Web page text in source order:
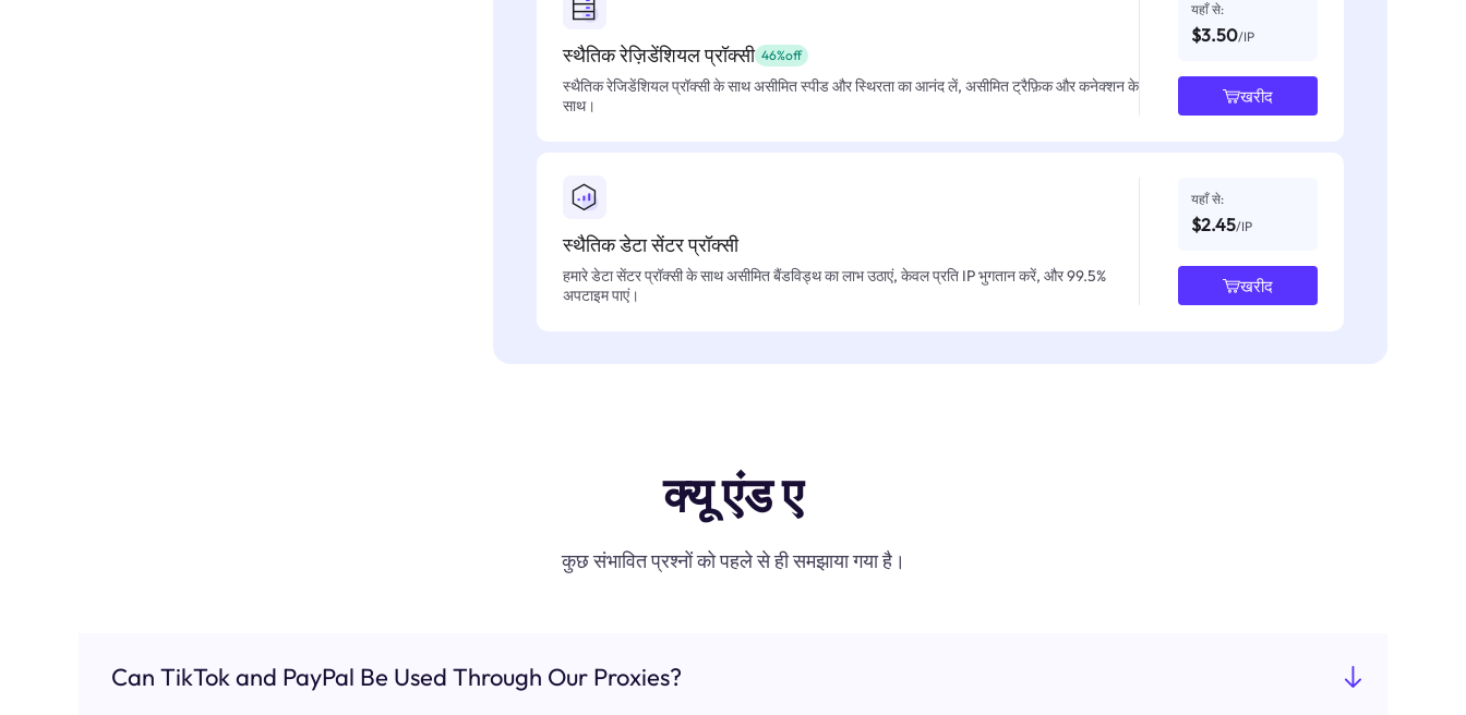
स्थैतिक रेज़िडेंशियल प्रॉक्सी 46%off
स्थैतिक रेजिडेंशियल प्रॉक्सी के साथ असीमित स्पीड और स्थिरता का आनंद लें, असीमित ट्रैफ़िक और कनेक्शन के
साथ।
यहाँ से:
$3.50/IP
खरीद
स्थैतिक डेटा सेंटर प्रॉक्सी
हमारे डेटा सेंटर प्रॉक्सी के साथ असीमित बैंडविड्थ का लाभ उठाएं, केवल प्रति IP भुगतान करें, और 99.5%
अपटाइम पाएं।
यहाँ से:
$2.45/IP
खरीद
क्यू एंड ए
कुछ संभावित प्रश्नों को पहले से ही समझाया गया है।
Can TikTok and PayPal Be Used Through Our Proxies?